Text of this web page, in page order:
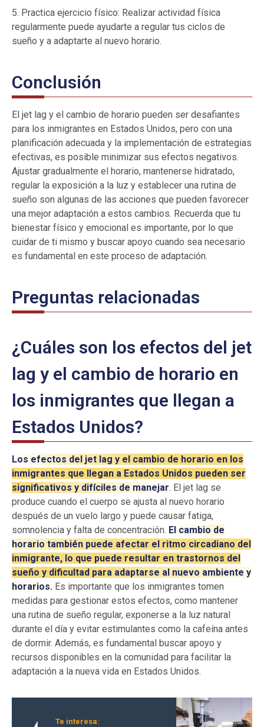
5. Practica ejercicio físico: Realizar actividad física
regularmente puede ayudarte a regular tus ciclos de
sueño y a adaptarte al nuevo horario.
Conclusión
El jet lag y el cambio de horario pueden ser desafiantes
para los inmigrantes en Estados Unidos, pero con una
planificación adecuada y la implementación de estrategias
efectivas, es posible minimizar sus efectos negativos.
Ajustar gradualmente el horario, mantenerse hidratado,
regular la exposición a la luz y establecer una rutina de
sueño son algunas de las acciones que pueden favorecer
una mejor adaptación a estos cambios. Recuerda que tu
bienestar físico y emocional es importante, por lo que
cuidar de ti mismo y buscar apoyo cuando sea necesario
es fundamental en este proceso de adaptación.
Preguntas relacionadas
¿Cuáles son los efectos del jet
lag y el cambio de horario en
los inmigrantes que llegan a
Estados Unidos?
Los efectos del jet lag y el cambio de horario en los
inmigrantes que llegan a Estados Unidos pueden ser
significativos y difíciles de manejar. El jet lag se
produce cuando el cuerpo se ajusta al nuevo horario
después de un vuelo largo y puede causar fatiga,
somnolencia y falta de concentración. El cambio de
horario también puede afectar el ritmo circadiano del
inmigrante, lo que puede resultar en trastornos del
sueño y dificultad para adaptarse al nuevo ambiente y
horarios. Es importante que los inmigrantes tomen
medidas para gestionar estos efectos, como mantener
una rutina de sueño regular, exponerse a la luz natural
durante el día y evitar estimulantes como la cafeína antes
de dormir. Además, es fundamental buscar apoyo y
recursos disponibles en la comunidad para facilitar la
adaptación a la nueva vida en Estados Unidos.
Te interesa: